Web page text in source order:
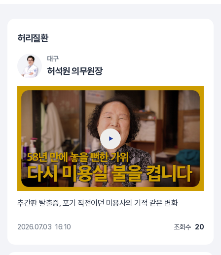
허리질환
대구
허석원 의무원장
추간판 탈출증, 포기 직전이던 미용사의 기적 같은 변화
2026.07.03 16:10 조회수 20